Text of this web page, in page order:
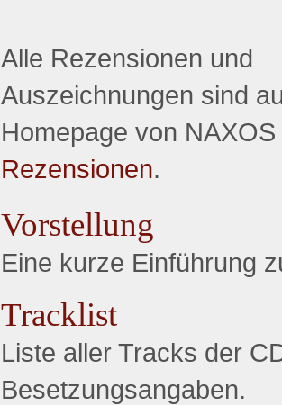
Alle Rezensionen und
Auszeichnungen sind
Homepage von
Rezensionen.
Vorstellung
Eine kurze Einführung
Tracklist
Liste aller Tracks der
Besetzungsangaben.